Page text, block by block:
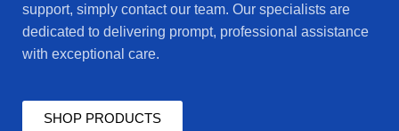
support, simply contact our team. Our specialists are
dedicated to delivering prompt, professional assistance
with exceptional care.
SHOP PRODUCTS